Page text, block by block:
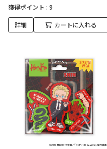
獲得ポイント : 9
詳細 カートに入れる